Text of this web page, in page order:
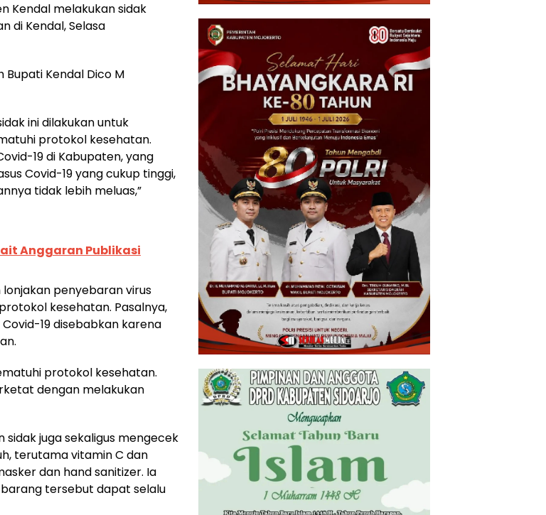
Kendal melakukan sidak
di Kendal, Selasa
Kendal Dico M
ini dilakukan untuk
protokol kesehatan.
19 di Kabupaten, yang
Covid-19 yang cukup tinggi,
tidak lebih meluas,”
Anggaran Publikasi
penyebaran virus
kesehatan. Pasalnya,
19 disebabkan karena
protokol kesehatan.
dengan melakukan
sidak juga sekaligus mengecek
terutama vitamin C dan
dan hand sanitizer. Ia
tersebut dapat selalu